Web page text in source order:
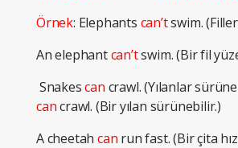
Örnek: Elephants can’tswim.
An elephantcan’tswim. (Bir fil
Snakescan crawl. (Yılanlar
cancrawl. (Bir yılan sürünebilir.)
A cheetah can run fast. (Bir çita